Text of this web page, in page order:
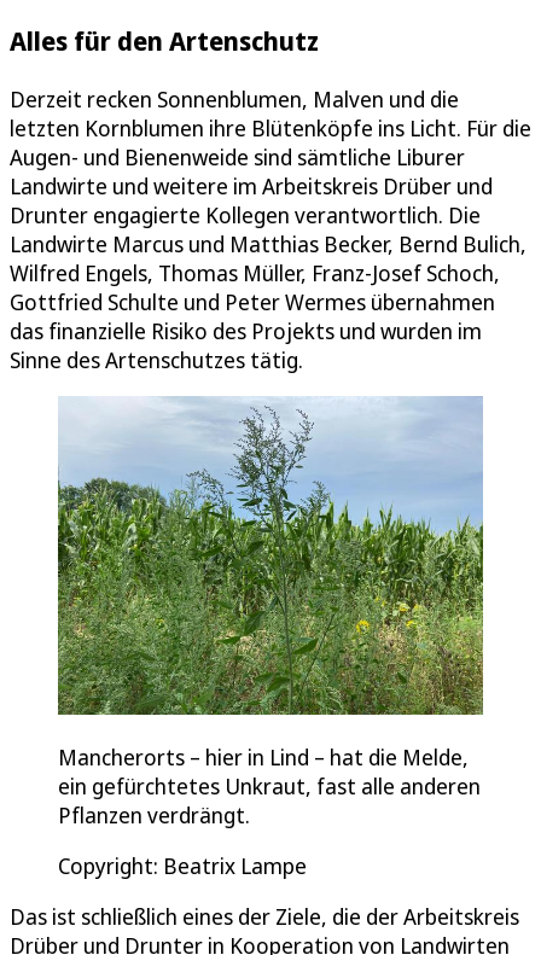
Alles für den Artenschutz
Derzeit recken Sonnenblumen, Malven und die
letzten Kornblumen ihre Blütenköpfe ins Licht. Für die
Augen- und Bienenweide sind sämtliche Liburer
Landwirte und weitere im Arbeitskreis Drüber und
Drunter engagierte Kollegen verantwortlich. Die
Landwirte Marcus und Matthias Becker, Bernd Bulich,
Wilfred Engels, Thomas Müller, Franz-Josef Schoch,
Gottfried Schulte und Peter Wermes übernahmen
das finanzielle Risiko des Projekts und wurden im
Sinne des Artenschutzes tätig.
Mancherorts – hier in Lind – hat die Melde,
ein gefürchtetes Unkraut, fast alle anderen
Pflanzen verdrängt.
Copyright: Beatrix Lampe
Das ist schließlich eines der Ziele, die der Arbeitskreis
Drüber und Drunter in Kooperation von Landwirten